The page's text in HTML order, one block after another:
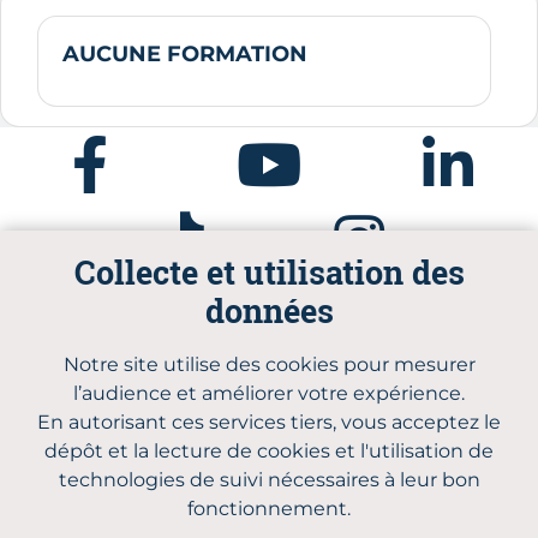
AUCUNE FORMATION
Facebook Youtube Linkedin
Tiktok Instagram
Parcours Réussite CMA BFC
Qui sommes-nous
Plan du site
Mentions légales
Politique de confidentialité et gestion des
cookies
Accessibilité : conforme
Collecte et utilisation des
données
Notre site utilise des cookies pour mesurer
l’audience et améliorer votre expérience.
En autorisant ces services tiers, vous acceptez le
dépôt et la lecture de cookies et l'utilisation de
technologies de suivi nécessaires à leur bon
fonctionnement.